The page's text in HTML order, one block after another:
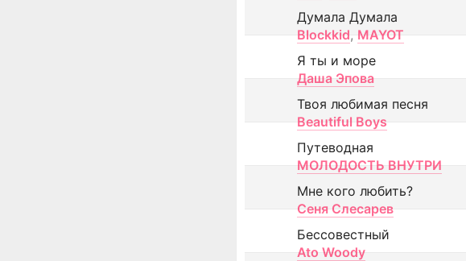
Думала Думала
Blockkid, MAYOT
Я ты и море
Даша Эпова
Твоя любимая песня
Beautiful Boys
Путеводная
МОЛОДОСТЬ ВНУТРИ
Мне кого любить?
Сеня Слесарев
Бессовестный
Ato Woody